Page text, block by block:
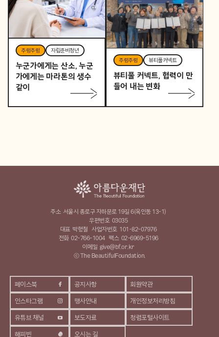
주렁주렁 자립준비청년
누군가에게는 산소, 누군
가에게는 마라톤의 생수
같이
주렁주렁 뷰티풀커넥트
뷰티풀 커넥트, 협력이 만
들어 내는 변화
페이스북
인스타그램
유튜브 채널
해피빈
공지사항
행사안내
보도자료
오시는 길
회원약관
개인정보처리방침
청렴포털사이트
주소 서울시 종로구 자하문로 19길 6(옥인동 13-1)
우편번호 03035
대표 박형철 사업자번호 101-82-07976
전화 02-766-1004 팩스 02-6969-5196
이메일 give@bf.or.kr
ⓒ The BeautifulFoundation.